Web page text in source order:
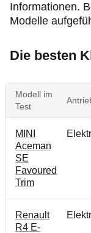
Informationen.
Modelle
Die besten
Modell im
Test
MINI
Aceman
SE
Favoured
Trim
Renault
R4 E-